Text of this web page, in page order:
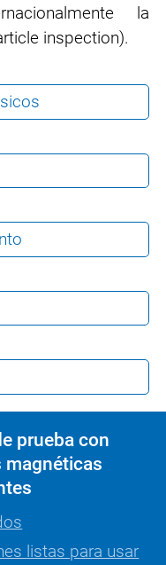
la
inspection).
prueba con
listas para usar